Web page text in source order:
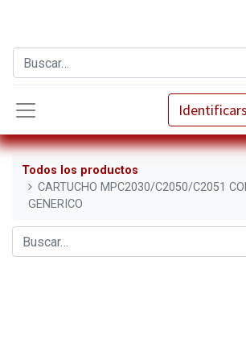
Todos los productos
CARTUCHO MPC2030/C2050/C2051
GENERICO